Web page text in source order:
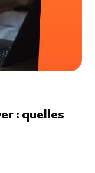
: quelles